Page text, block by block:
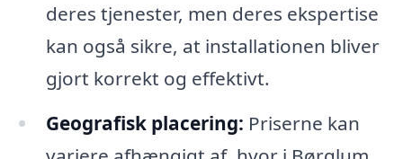
deres tjenester, men deres ekspertise
kan også sikre, at installationen bliver
gjort korrekt og effektivt.
Geografisk placering: Priserne kan